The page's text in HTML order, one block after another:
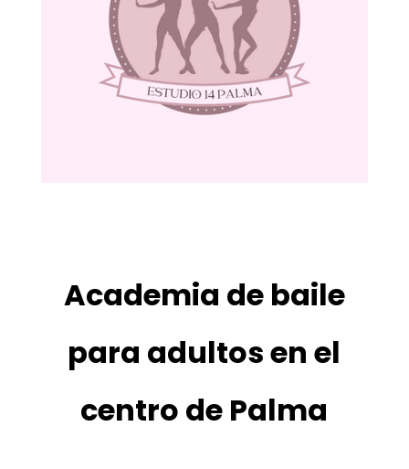
Academia de baile
para adultos en el
centro de Palma